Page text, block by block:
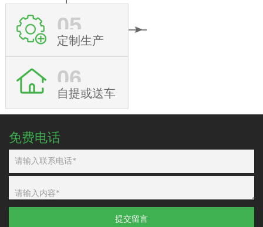
05
定制生产
06
自提或送车
免费电话
提交留言